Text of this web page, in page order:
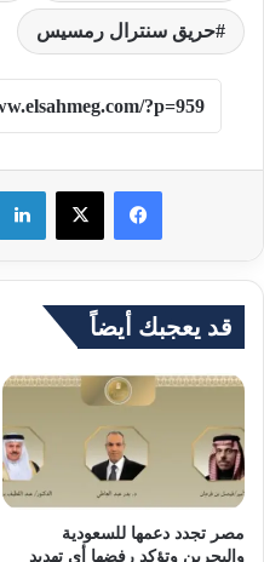
حريق سنترال رمسيس
قد يعجبك أيضاً
مصر تجدد دعمها للسعودية
والبحرين وتؤكد رفضها أي تهديد